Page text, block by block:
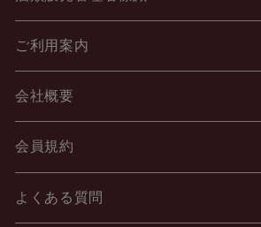
ご利用案内
会社概要
会員規約
よくある質問